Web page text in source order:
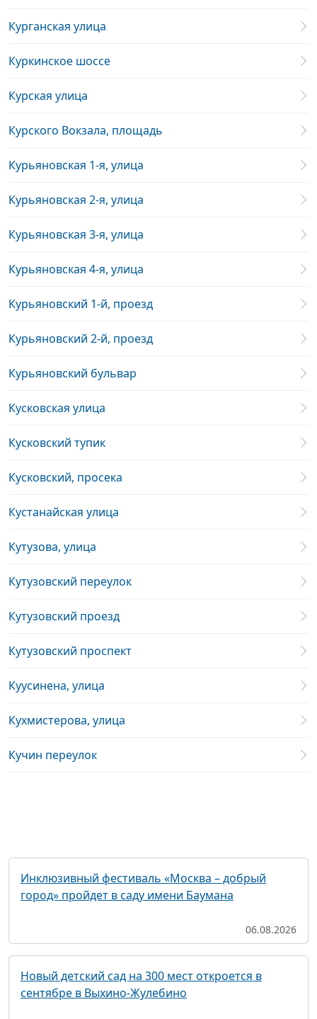
Курганская улица
Куркинское шоссе
Курская улица
Курского Вокзала, площадь
Курьяновская 1-я, улица
Курьяновская 2-я, улица
Курьяновская 3-я, улица
Курьяновская 4-я, улица
Курьяновский 1-й, проезд
Курьяновский 2-й, проезд
Курьяновский бульвар
Кусковская улица
Кусковский тупик
Кусковский, просека
Кустанайская улица
Кутузова, улица
Кутузовский переулок
Кутузовский проезд
Кутузовский проспект
Куусинена, улица
Кухмистерова, улица
Кучин переулок
Инклюзивный фестиваль «Москва – добрый
город» пройдет в саду имени Баумана
06.08.2026
Новый детский сад на 300 мест откроется в
сентябре в Выхино-Жулебино